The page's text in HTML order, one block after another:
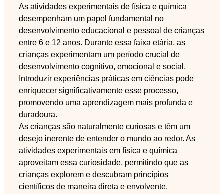
As atividades experimentais de física e química
desempenham um papel fundamental no
desenvolvimento educacional e pessoal de crianças
entre 6 e 12 anos. Durante essa faixa etária, as
crianças experimentam um período crucial de
desenvolvimento cognitivo, emocional e social.
Introduzir experiências práticas em ciências pode
enriquecer significativamente esse processo,
promovendo uma aprendizagem mais profunda e
duradoura.
As crianças são naturalmente curiosas e têm um
desejo inerente de entender o mundo ao redor. As
atividades experimentais em física e química
aproveitam essa curiosidade, permitindo que as
crianças explorem e descubram princípios
científicos de maneira direta e envolvente.